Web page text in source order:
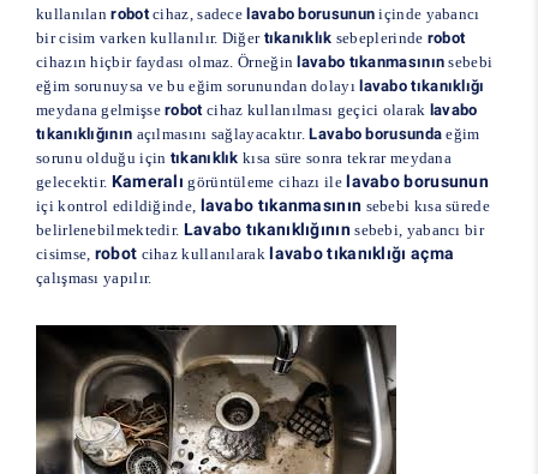
kullanılanrobotcihaz, sadece lavabo borusunun içinde yabancı
bir cisim varken kullanılır. Diğer tıkanıklık sebeplerinde robot
cihazın hiçbir faydası olmaz. Örneğin lavabo tıkanmasının sebebi
eğim sorunuysa ve bu eğim sorunundan dolayı lavabo tıkanıklığı
meydana gelmişserobotcihaz kullanılması geçici olarak lavabo
tıkanıklığının açılmasını sağlayacaktır.Lavabo borusunda eğim
sorunu olduğu için tıkanıklık kısa süre sonra tekrar meydana
gelecektir. Kameralı görüntüleme cihazı ile lavabo borusunun
içi kontrol edildiğinde, lavabo tıkanmasının sebebi kısa sürede
belirlenebilmektedir. Lavabo tıkanıklığınınsebebi, yabancı bir
cisimse, robot cihaz kullanılarak lavabo tıkanıklığı açma
çalışması yapılır.